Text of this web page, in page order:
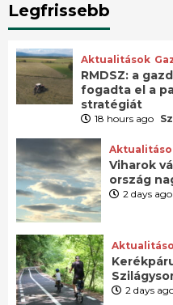
Legfrissebb
Aktualitások
RMDSZ: a
fogadta el a
stratégiát
18 hours ago
Viharok
ország
2 days ago
2 days